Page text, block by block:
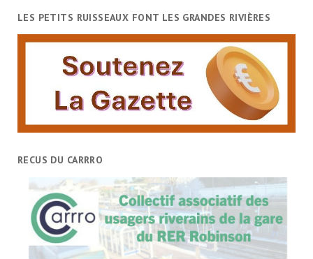
LES PETITS RUISSEAUX FONT LES GRANDES RIVIÈRES
RECUS DU CARRRO